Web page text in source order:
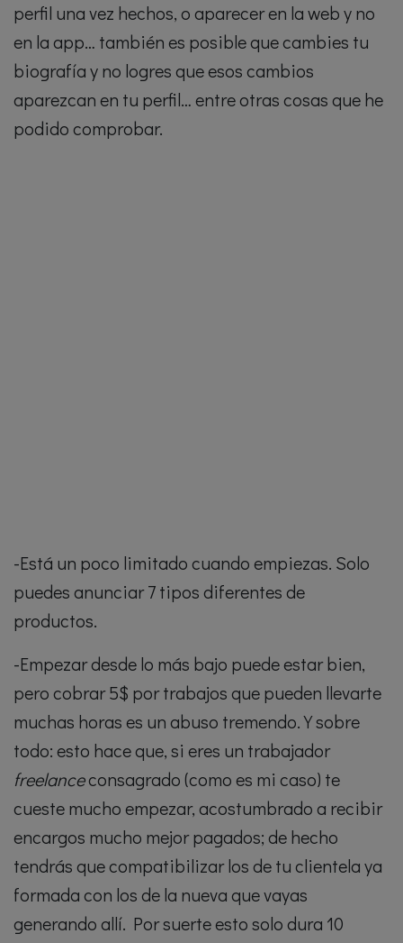
perfil una vez hechos, o aparecer en la web y no
en la app… también es posible que cambies tu
biografía y no logres que esos cambios
aparezcan en tu perfil… entre otras cosas que he
podido comprobar.
-Está un poco limitado cuando empiezas. Solo
puedes anunciar 7 tipos diferentes de
productos.
-Empezar desde lo más bajo puede estar bien,
pero cobrar 5$ por trabajos que pueden llevarte
muchas horas es un abuso tremendo. Y sobre
todo: esto hace que, si eres un trabajador
freelanceconsagrado (como es mi caso) te
cueste mucho empezar, acostumbrado a recibir
encargos mucho mejor pagados; de hecho
tendrás que compatibilizar los de tu clientela ya
formada con los de la nueva que vayas
generando allí. Por suerte esto solo dura 10